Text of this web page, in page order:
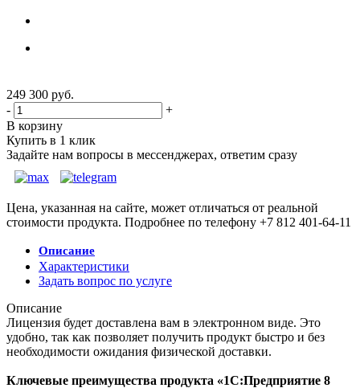
249 300 руб.
-
+
В корзину
Купить в 1 клик
Задайте нам вопросы в мессенджерах, ответим сразу
Цена, указанная на сайте, может отличаться от реальной
стоимости продукта. Подробнее по телефону +7 812 401-64-11
Описание
Характеристики
Задать вопрос по услуге
Описание
Лицензия будет доставлена вам в электронном виде. Это
удобно, так как позволяет получить продукт быстро и без
необходимости ожидания физической доставки.
Ключевые преимущества продукта «1С:Предприятие 8